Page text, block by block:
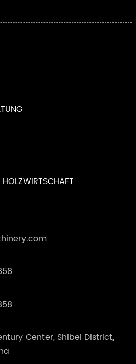
Center, Shibei District,